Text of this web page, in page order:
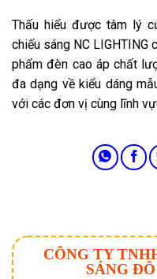
Thấu hiểu được tâm lý
chiếu sáng NC LIGHTING
phẩm đèn cao áp chất
đa dạng về kiểu dáng
với các đơn vị cùng lĩnh
CÔNG TY
SÁNG